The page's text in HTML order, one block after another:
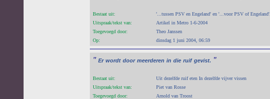
Bestaat uit:
'...tussen PSV en Engeland' en '...voor PSV of Engeland'.
Uitspraak/tekst van:
Artikel in Metro 1-6-2004
Toegevoegd door:
Theo Janssen
Op:
dinsdag 1 juni 2004, 06:59
" Er wordt door meerderen in die ruif gevist. "
Bestaat uit:
Uit dezelfde ruif eten In dezelfde vijver vissen
Uitspraak/tekst van:
Piet van Rosse
Toegevoegd door:
Arnold van Troost